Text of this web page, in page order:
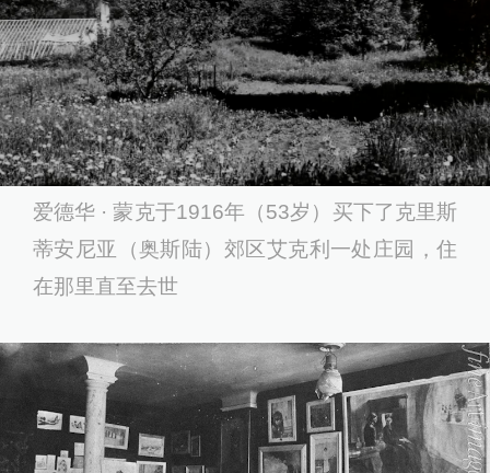
爱德华 · 蒙克于1916年（53岁）买下了克里斯
蒂安尼亚（奥斯陆）郊区艾克利一处庄园，住
在那里直至去世